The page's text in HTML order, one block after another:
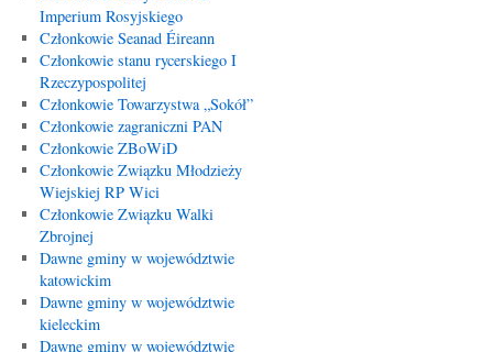
Imperium Rosyjskiego
Członkowie Seanad Éireann
Członkowie stanu rycerskiego I
Rzeczypospolitej
Członkowie Towarzystwa „Sokół”
Członkowie zagraniczni PAN
Członkowie ZBoWiD
Członkowie Związku Młodzieży
Wiejskiej RP Wici
Członkowie Związku Walki
Zbrojnej
Dawne gminy w województwie
katowickim
Dawne gminy w województwie
kieleckim
Dawne gminy w województwie